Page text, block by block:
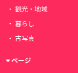
観光・地域
暮らし
古写真
ページ